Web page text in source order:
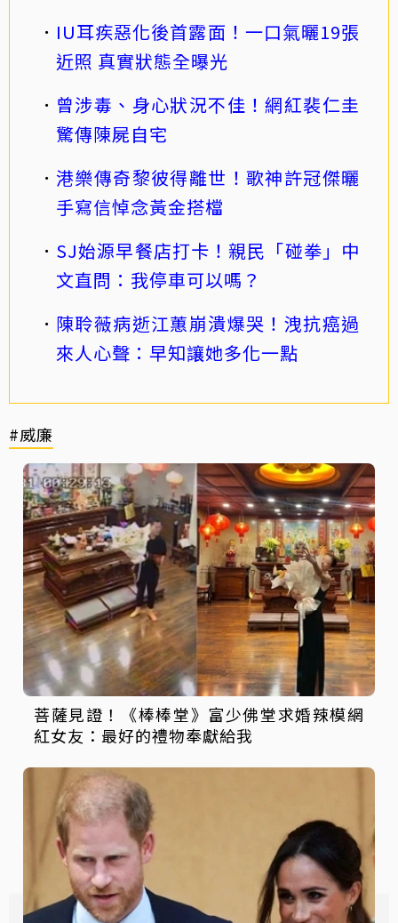
IU耳疾惡化後首露面！一口氣曬19張
近照 真實狀態全曝光
曾涉毒、身心狀況不佳！網紅裴仁圭
驚傳陳屍自宅
港樂傳奇黎彼得離世！歌神許冠傑曬
手寫信悼念黃金搭檔
SJ始源早餐店打卡！親民「碰拳」中
文直問：我停車可以嗎？
陳聆薇病逝江蕙崩潰爆哭！洩抗癌過
來人心聲：早知讓她多化一點
#威廉
菩薩見證！《棒棒堂》富少佛堂求婚辣模網
紅女友：最好的禮物奉獻給我